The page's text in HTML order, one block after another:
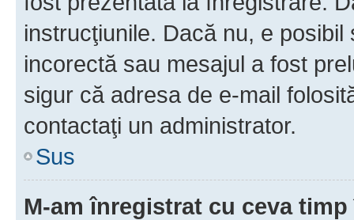
instrucţiunile. Dacă nu, e
incorectă sau mesajul a fost
sigur că adresa de e-mail
contactaţi un administrator.
Sus
M-am înregistrat cu ceva